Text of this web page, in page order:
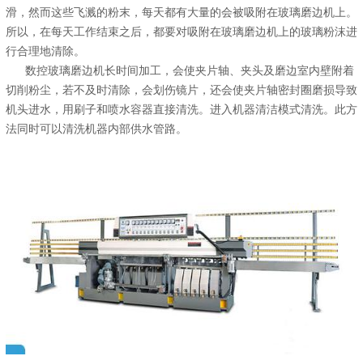
滑，然而这些飞溅的粉末，每天都有大量的会被吸附在玻璃磨边机上。
所以，在每天工作结束之后，都要对吸附在玻璃磨边机上的玻璃粉沫进
行合理地清除。
数控玻璃磨边机长时间加工，会使夹片轴、夹头及磨边室内壁附着
切削粉尘，若不及时清除，会划伤镜片，还会使夹片轴密封圈磨损导致
机头进水，用刷子和喷水容器直接清洗。进入机器清洁模式清洗。此方
法同时可以清洗机器内部供水管路。